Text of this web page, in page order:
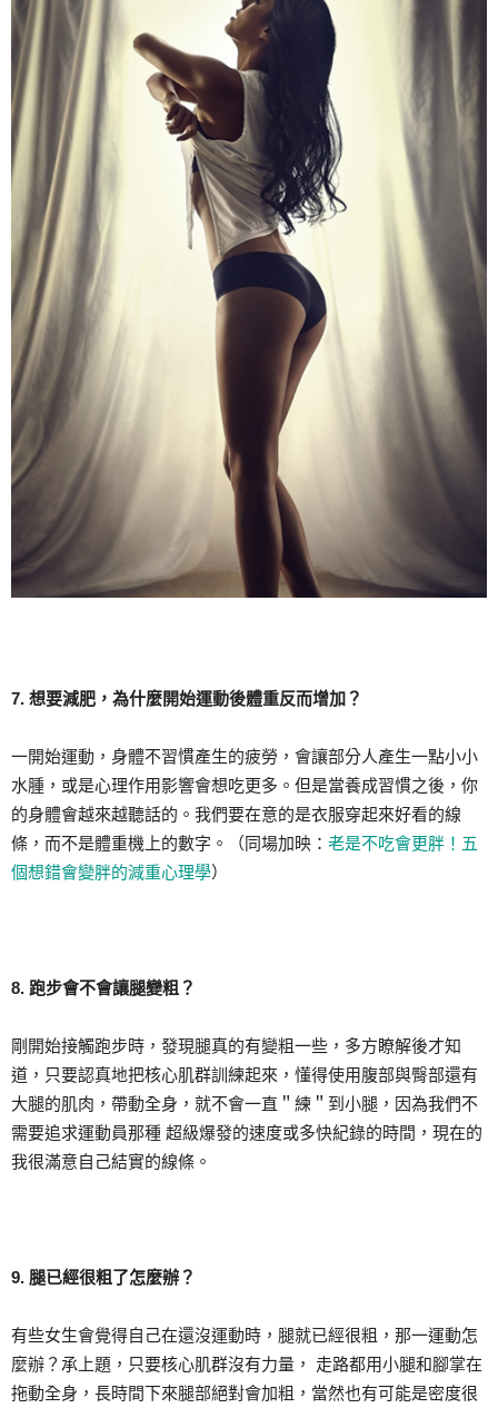
7. 想要減肥，為什麼開始運動後體重反而增加？
一開始運動，身體不習慣產生的疲勞，會讓部分人產生一點小小
水腫，或是心理作用影響會想吃更多。但是當養成習慣之後，你
的身體會越來越聽話的。我們要在意的是衣服穿起來好看的線
條，而不是體重機上的數字。（同場加映： 老是不吃會更胖！五
個想錯會變胖的減重心理學）
8. 跑步會不會讓腿變粗？
剛開始接觸跑步時，發現腿真的有變粗一些，多方瞭解後才知
道，只要認真地把核心肌群訓練起來，懂得使用腹部與臀部還有
大腿的肌肉，帶動全身，就不會一直＂練＂到小腿，因為我們不
需要追求運動員那種 超級爆發的速度或多快紀錄的時間，現在的
我很滿意自己結實的線條。
9. 腿已經很粗了怎麼辦？
有些女生會覺得自己在還沒運動時，腿就已經很粗，那一運動怎
麼辦？承上題，只要核心肌群沒有力量， 走路都用小腿和腳掌在
拖動全身，長時間下來腿部絕對會加粗，當然也有可能是密度很